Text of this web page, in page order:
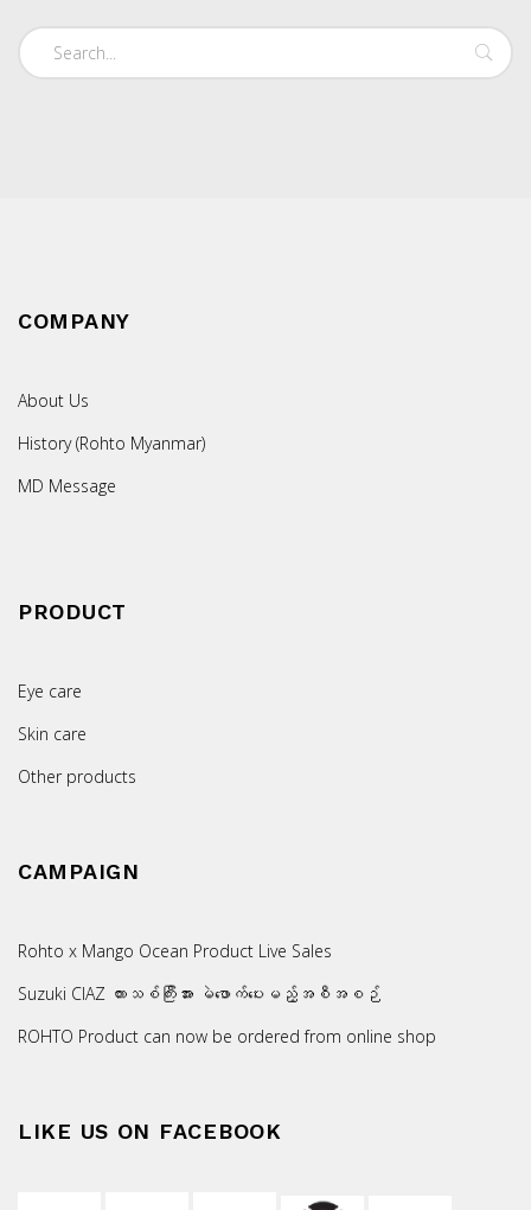
COMPANY
About Us
History (Rohto Myanmar)
MD Message
PRODUCT
Eye care
Skin care
Other products
CAMPAIGN
Rohto x Mango Ocean Product Live Sales
Suzuki CIAZ ကားသစ်ကြီးအား မဲဖောက်ပေးမည့်အစီအစဉ်
ROHTO Product can now be ordered from online shop
LIKE US ON FACEBOOK